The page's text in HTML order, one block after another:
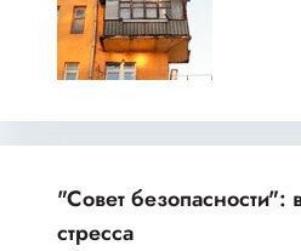
"Совет безопасности":
стресса